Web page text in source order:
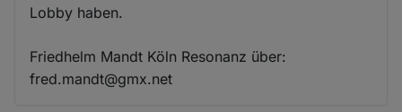
Lobby haben.
Friedhelm Mandt Köln Resonanz über:
fred.mandt@gmx.net